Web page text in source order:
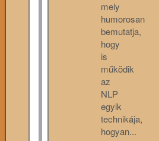
mely
humorosan
bemutatja,
hogy
is
működik
az
NLP
egyik
technikája,
hogyan...